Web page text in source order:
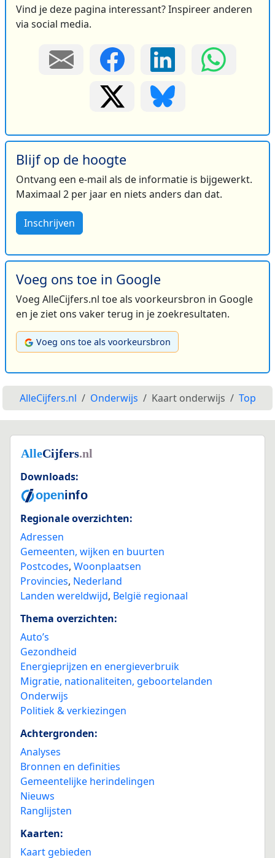
Vind je deze pagina interessant? Inspireer anderen
via social media.
Blijf op de hoogte
Ontvang een e-mail als de informatie is bijgewerkt.
Maximaal 2 per jaar en niets anders dan dat.
Inschrijven
Voeg ons toe in Google
Voeg AlleCijfers.nl toe als voorkeursbron in Google
en je ziet ons vaker terug in je zoekresultaten.
Voeg ons toe als voorkeursbron
AlleCijfers.nl Onderwijs Kaart onderwijs Top
Downloads:
Regionale overzichten:
Adressen
Gemeenten, wijken en buurten
Postcodes, Woonplaatsen
Provincies, Nederland
Landen wereldwijd, België regionaal
Thema overzichten:
Auto’s
Gezondheid
Energieprijzen en energieverbruik
Migratie, nationaliteiten, geboortelanden
Onderwijs
Politiek & verkiezingen
Achtergronden:
Analyses
Bronnen en definities
Gemeentelijke herindelingen
Nieuws
Ranglijsten
Kaarten:
Kaart gebieden